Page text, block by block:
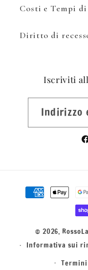
Costi e Tempi
Diritto di
Iscriviti
Indirizzo
Metodi
di
© 2026,
Informativa sui